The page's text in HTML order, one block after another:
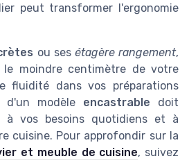
peut transformer l'ergonomie
ou ses étagère rangement,
le moindre centimètre de votre
fluidité dans vos préparations
d'un modèle encastrable doit
à vos besoins quotidiens et à
cuisine. Pour approfondir sur la
et meuble de cuisine, suivez